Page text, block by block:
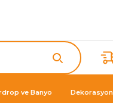
ve Banyo Dekorasyon